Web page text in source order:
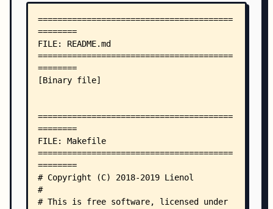
    │       └── AdGuardHome/
    │           ├── AdGuardHome_check.htm
    │           ├── AdGuardHome_chpass.htm
    │           ├── AdGuardHome_status.htm
    │           ├── log.htm
    │           └── yamleditor.htm
    ├── po/
    ├── root/
    │   ├── etc/
    │   │   ├── config/
    │   │   │   └── AdGuardHome
    │   │   ├── init.d/
    │   │   │   └── AdGuardHome
    │   │   └── uci-defaults/
    │   │       └── 40_luci-AdGuardHome